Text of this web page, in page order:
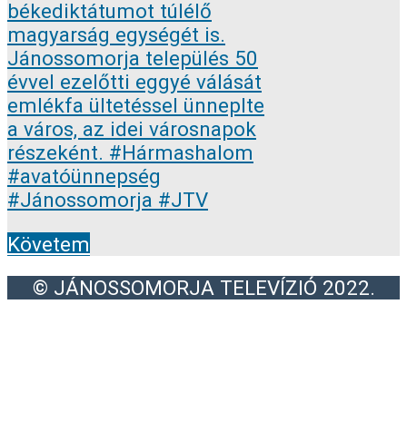
Követem
© JÁNOSSOMORJA TELEVÍZIÓ 2022.